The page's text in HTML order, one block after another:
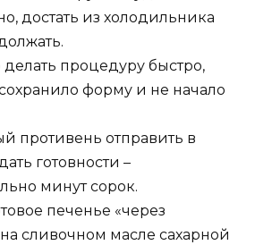
достать из холодильника
процедуру быстро,
форму и не начало
противень отправить в
готовности –
минут сорок.
печенье «через
сливочном масле сахарной